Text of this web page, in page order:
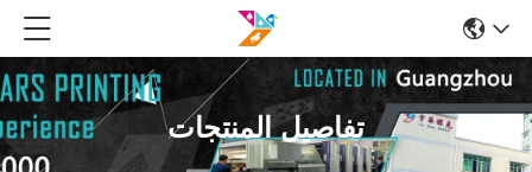
تفاصيل المنتجات